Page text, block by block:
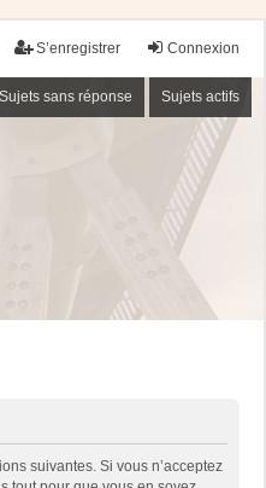
Connexion
S’enregistrer
Sujets sans réponse Sujets actifs
suivantes. Si vous n’acceptez